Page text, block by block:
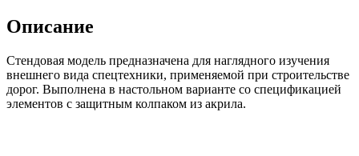
Описание
Стендовая модель предназначена для наглядного изучения
внешнего вида спецтехники, применяемой при строительстве
дорог. Выполнена в настольном варианте со спецификацией
элементов с защитным колпаком из акрила.